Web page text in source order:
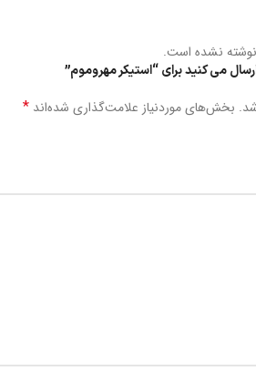
نشده است.
می کنید برای “استیکر مهروموم”
بخش‌های موردنیاز علامت‌گذاری شده‌اند *